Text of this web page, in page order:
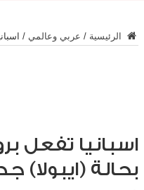
الرئيسية / عربي وعالمي /
اسبانيا تفعل
بحالة (ايبولا)